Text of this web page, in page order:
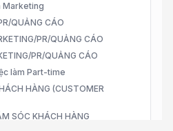
Marketing
QUẢNG CÁO
PR/QUẢNG CÁO
PR/QUẢNG CÁO
làm Part-time
HÀNG (CUSTOMER
SÓC KHÁCH HÀNG